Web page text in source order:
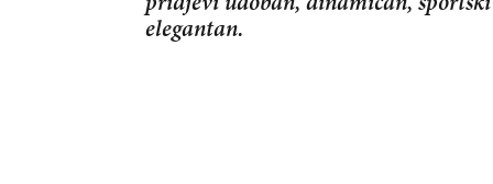
pridjevi udoban, dinamičan,
elegantan.